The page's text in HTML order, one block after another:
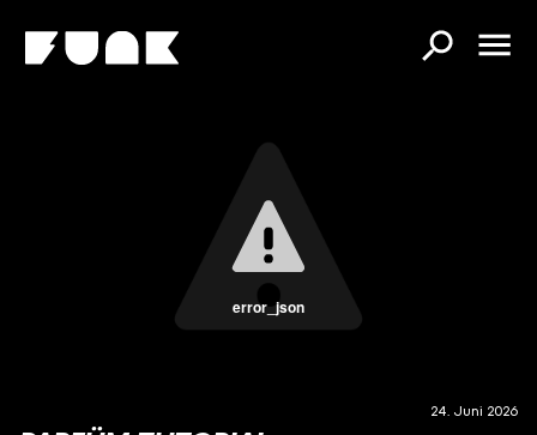
error_json
24. Juni 2026